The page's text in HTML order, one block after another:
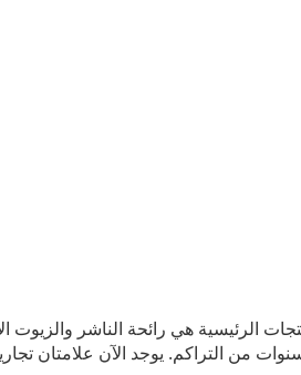
الرئيسية هي رائحة الناشر والزيوت
من التراكم.